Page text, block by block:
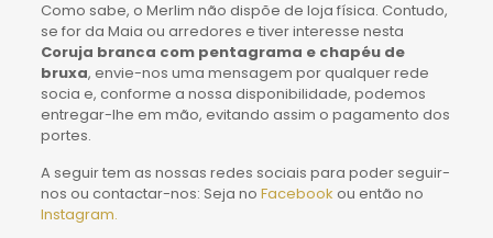
Como sabe, o Merlim não dispõe de loja física. Contudo,
se for da Maia ou arredores e tiver interesse nesta
Coruja branca com pentagrama e chapéu de
bruxa, envie-nos uma mensagem por qualquer rede
socia e, conforme a nossa disponibilidade, podemos
entregar-lhe em mão, evitando assim o pagamento dos
portes.
A seguir tem as nossas redes sociais para poder seguir-
nos ou contactar-nos: Seja no Facebook ou então no
Instagram.